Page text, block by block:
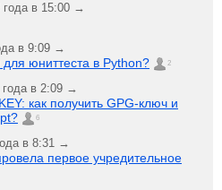
года в 15:00 →
в 9:09 →
юниттеста в Python? 2
года в 2:09 →
как получить GPG-ключ и
6
в 8:31 →
первое учредительное